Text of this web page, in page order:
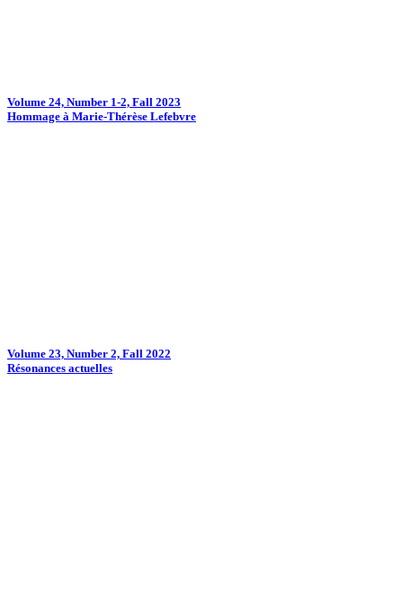
Volume 24, Number 1-2, Fall 2023
Hommage à Marie-Thérèse Lefebvre
Volume 23, Number 2, Fall 2022
Résonances actuelles